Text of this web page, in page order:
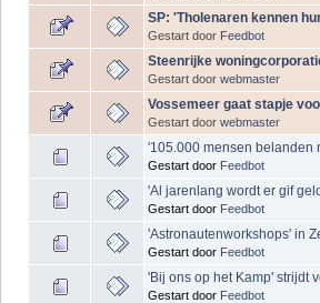
SP: 'Tholenaren kennen
Gestart door Feedbot
Steenrijke
Gestart door webmaster
Vossemeer gaat stapje
Gestart door webmaster
'105.000 mensen belanden
Gestart door Feedbot
'Al jarenlang wordt er gif
Gestart door Feedbot
'Astronautenworkshops' in
Gestart door Feedbot
'Bij ons op het Kamp' strijdt
Gestart door Feedbot